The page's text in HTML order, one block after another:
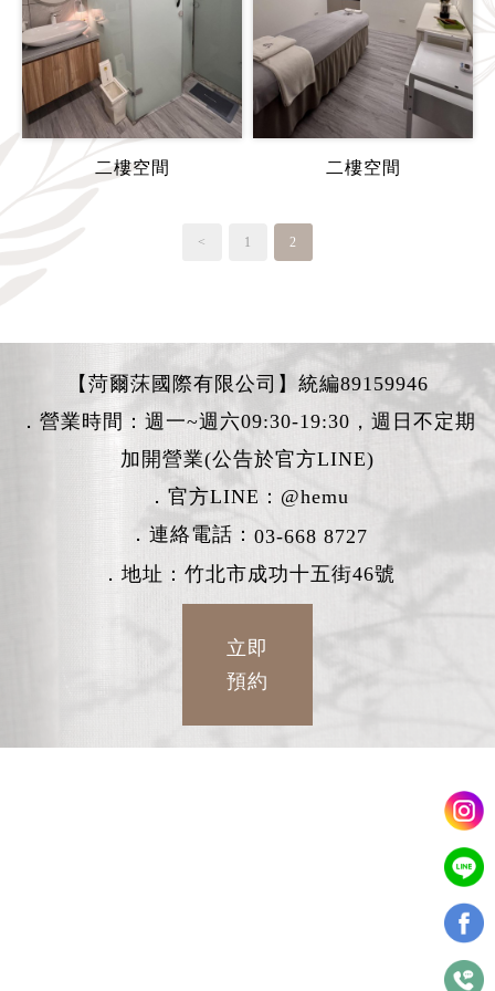
二樓空間 二樓空間
< 1 2
【菏爾莯國際有限公司】統編89159946
．營業時間：週一~週六09:30-19:30，週日不定期
加開營業(公告於官方LINE)
．官方LINE： @hemu
．連絡電話： 03-668 8727
．地址：竹北市成功十五街46號
立即
預約